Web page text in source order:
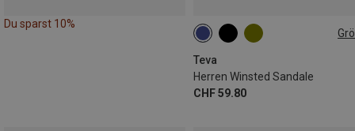
Du sparst 10%
Teva
Herren Winsted Sandale
CHF 59.80
43 44.5